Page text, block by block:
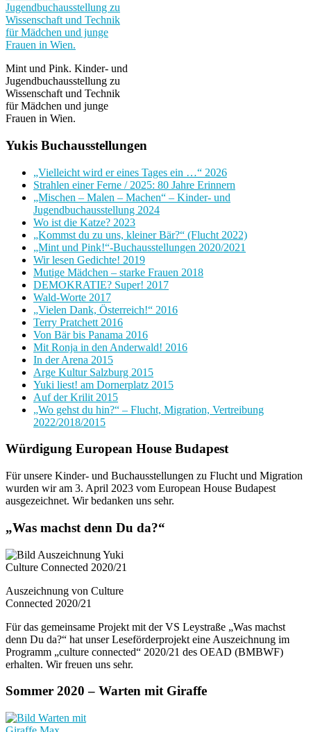
Mint und Pink. Kinder- und
Jugendbuchausstellung zu
Wissenschaft und Technik
für Mädchen und junge
Frauen in Wien.
Yukis Buchausstellungen
„Vielleicht wird er eines Tages ein …“ 2026
Strahlen einer Ferne / 2025: 80 Jahre Erinnern
„Mischen – Malen – Machen“ – Kinder- und
Jugendbuchausstellung 2024
Wo ist die Katze? 2023
„Kommst du zu uns, kleiner Bär?“ (Flucht 2022)
„Mint und Pink!“-Buchausstellungen 2020/2021
Wir lesen Gedichte! 2019
Mutige Mädchen – starke Frauen 2018
DEMOKRATIE? Super! 2017
Wald-Worte 2017
„Vielen Dank, Österreich!“ 2016
Terry Pratchett 2016
Von Bär bis Panama 2016
Mit Ronja in den Anderwald! 2016
In der Arena 2015
Arge Kultur Salzburg 2015
Yuki liest! am Dornerplatz 2015
Auf der Krilit 2015
„Wo gehst du hin?“ – Flucht, Migration, Vertreibung
2022/2018/2015
Würdigung European House Budapest
Für unsere Kinder- und Buchausstellungen zu Flucht und Migration
wurden wir am 3. April 2023 vom European House Budapest
ausgezeichnet. Wir bedanken uns sehr.
„Was machst denn Du da?“
Auszeichnung von Culture
Connected 2020/21
Für das gemeinsame Projekt mit der VS Leystraße „Was machst
denn Du da?“ hat unser Leseförderprojekt eine Auszeichnung im
Programm „culture connected“ 2020/21 des OEAD (BMBWF)
erhalten. Wir freuen uns sehr.
Sommer 2020 – Warten mit Giraffe